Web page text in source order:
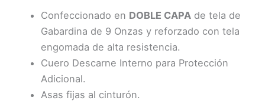
Confeccionado en DOBLE CAPA de tela de
Gabardina de 9 Onzas y reforzado con tela
engomada de alta resistencia.
Cuero Descarne Interno para Protección
Adicional.
Asas fijas al cinturón.